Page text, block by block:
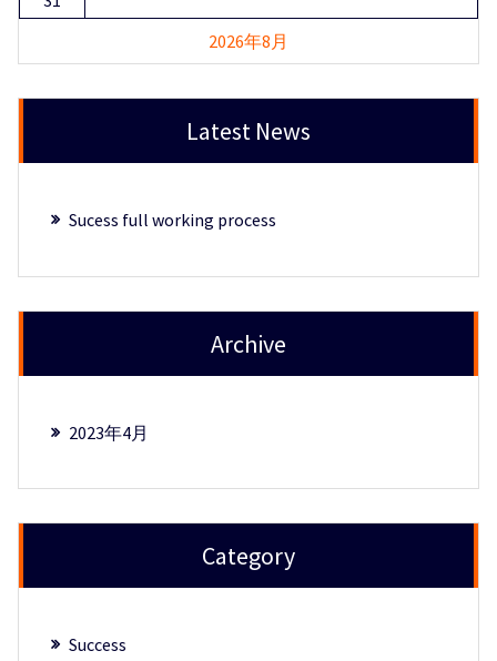
2026年8月
Latest News
Sucess full working process
Archive
2023年4月
Category
Success